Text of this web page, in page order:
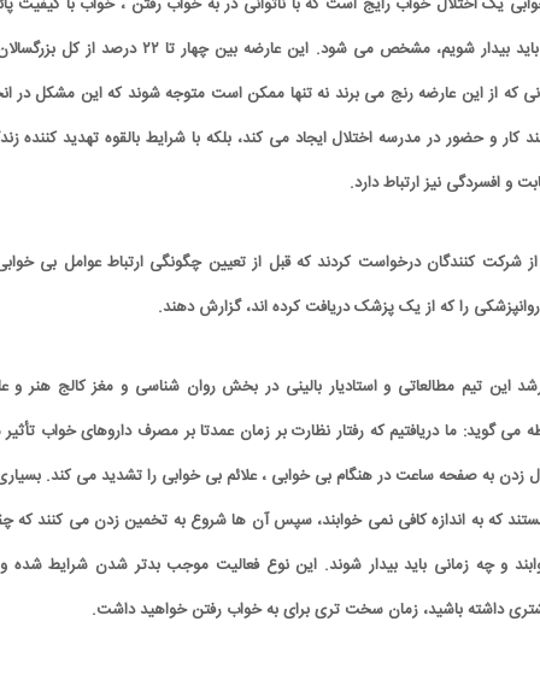
خواب ماندن در زمانی که باید بیدار شویم، مشخص می شود. این عارضه بین چهار تا ۲۲ درصد از
که از این عارضه رنج می برند نه تنها ممکن است متوجه شوند که این مشکل در
کار و حضور در مدرسه اختلال ایجاد می کند، بلکه با شرایط بالقوه تهدید کننده
و افسردگی نیز ارتباط دارد.
شرکت کنندگان درخواست کردند که قبل از تعیین چگونگی ارتباط عوامل بی
را که از یک پزشک دریافت کرده اند، گزارش دهند.
این تیم مطالعاتی و استادیار بالینی در بخش روان شناسی و مغز کالج هنر و
می گوید: ما دریافتیم که رفتار نظارت بر زمان عمدتا بر مصرف داروهای خواب
زل زدن به صفحه ساعت در هنگام بی خوابی ، علائم بی خوابی را تشدید می کند.
که به اندازه کافی نمی خوابند، سپس آن ها شروع به تخمین زدن می کنند که
و چه زمانی باید بیدار شوند. این نوع فعالیت موجب بدتر شدن شرایط شده
داشته باشید، زمان سخت تری برای به خواب رفتن خواهید داشت.